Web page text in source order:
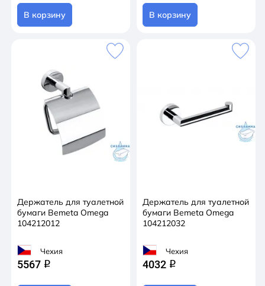
В корзину В корзину
Держатель для туалетной
бумаги Bemeta Omega
104212012
Чехия
5567 q
Держатель для туалетной
бумаги Bemeta Omega
104212032
Чехия
4032 q